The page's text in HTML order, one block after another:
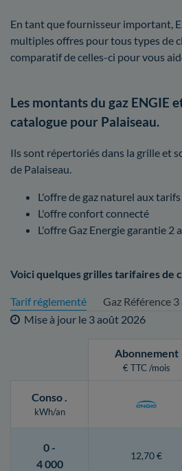
En tant que fournisseur important,
multiples offres pour tous types de
comparatif de celles-ci pour vous
Les montants du gaz ENGIE
catalogue pour Palaiseau.
Ils sont répertoriés dans la grille et
de Palaiseau.
L'offre de gaz naturel aux
L'offre confort connecté
L'offre Gaz Energie garantie 2
Voici quelques grilles tarifaires de
Tarif réglementé
Gaz Référence 3
Mise à jour le 3 août 2026
Abonnement
€ TTC /mois
Conso.
kWh/an
0 -
4 000
12,70 €